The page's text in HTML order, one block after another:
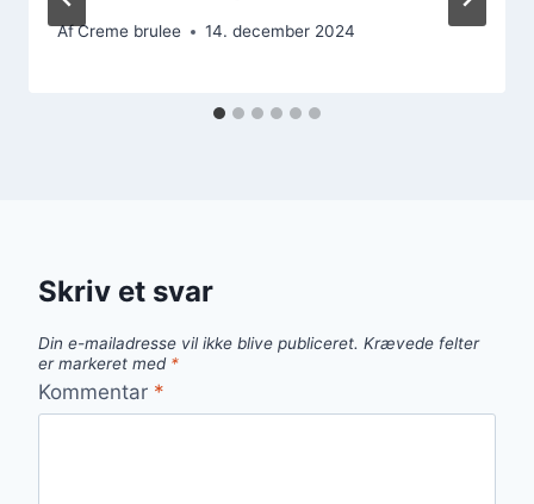
AfCreme brulee 14. december 2024
Skriv et svar
Din e-mailadresse vil ikke blive publiceret. Krævede felter
er markeret med *
Kommentar *